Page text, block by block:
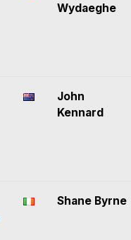
Wydaeghe
John
Kennard
Shane Byrne